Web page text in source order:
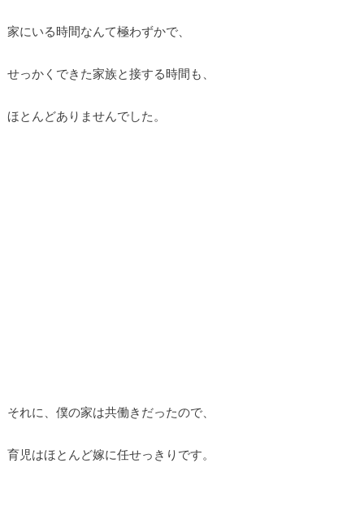
家にいる時間なんて極わずかで、
せっかくできた家族と接する時間も、
ほとんどありませんでした。
それに、僕の家は共働きだったので、
育児はほとんど嫁に任せっきりです。